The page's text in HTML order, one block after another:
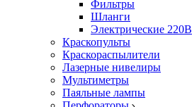
Фильтры
Шланги
Электрические 220В
Краскопульты
Краскораспылители
Лазерные нивелиры
Мультиметры
Паяльные лампы